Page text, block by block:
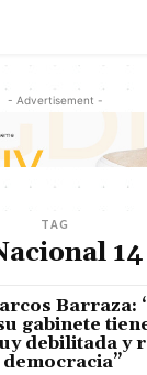
- Advertisement -
TAG
Barraza:
gabinete
debilitada y